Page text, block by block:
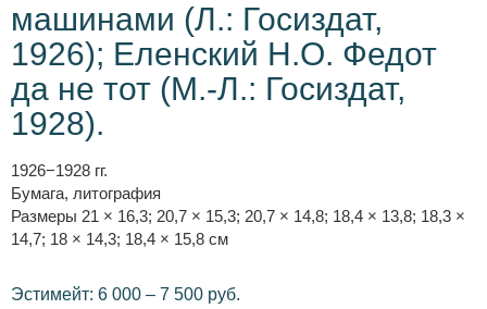
машинами (Л.: Госиздат,
1926); Еленский Н.О. Федот
да не тот (М.-Л.: Госиздат,
1928).
1926−1928 гг.
Бумага, литография
Размеры 21 × 16,3; 20,7 × 15,3; 20,7 × 14,8; 18,4 × 13,8; 18,3 ×
14,7; 18 × 14,3; 18,4 × 15,8 см
Эстимейт: 6 000 – 7 500 руб.